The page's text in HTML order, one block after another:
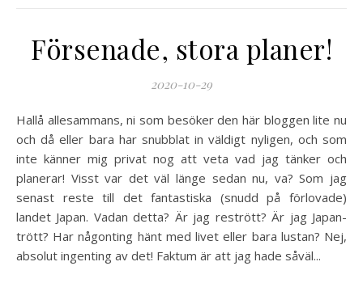
Försenade, stora planer!
2020-10-29
Hallå allesammans, ni som besöker den här bloggen lite nu
och då eller bara har snubblat in väldigt nyligen, och som
inte känner mig privat nog att veta vad jag tänker och
planerar! Visst var det väl länge sedan nu, va? Som jag
senast reste till det fantastiska (snudd på förlovade)
landet Japan. Vadan detta? Är jag restrött? Är jag Japan-
trött? Har någonting hänt med livet eller bara lustan? Nej,
absolut ingenting av det! Faktum är att jag hade såväl...